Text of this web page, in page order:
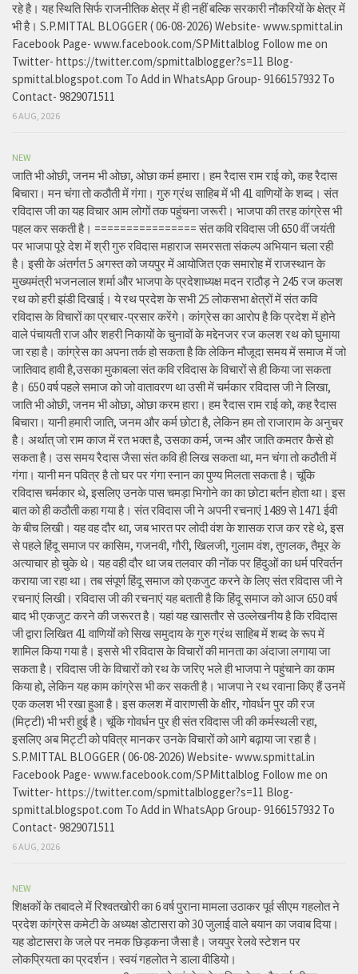
रहे है। यह स्थिति सिर्फ राजनीतिक क्षेत्र में ही नहीं बल्कि सरकारी नौकरियों के क्षेत्र में
भी है। S.P.MITTAL BLOGGER ( 06-08-2026) Website- www.spmittal.in
Facebook Page- www.facebook.com/SPMittalblog Follow me on
Twitter- https://twitter.com/spmittalblogger?s=11 Blog-
spmittal.blogspot.com To Add in WhatsApp Group- 9166157932 To
Contact- 9829071511
6 AUG, 2026
NEW
जाति भी ओछी, जनम भी ओछा, ओछा कर्म हमारा। हम रैदास राम राई को, कह रैदास
बिचारा। मन चंगा तो कठौती में गंगा। गुरु ग्रंथ साहिब में भी 41 वाणियों के शब्द। संत
रविदास जी का यह विचार आम लोगों तक पहुंचना जरूरी। भाजपा की तरह कांग्रेस भी
पहल कर सकती है। ================ संत कवि रविदास जी 650 वीं जयंती
पर भाजपा पूरे देश में श्री गुरु रविदास महाराज समरसता संकल्प अभियान चला रही
है। इसी के अंतर्गत 5 अगस्त को जयपुर में आयोजित एक समारोह में राजस्थान के
मुख्यमंत्री भजनलाल शर्मा और भाजपा के प्रदेशाध्यक्ष मदन राठौड़ ने 245 रज कलश
रथ को हरी झंडी दिखाई। ये रथ प्रदेश के सभी 25 लोकसभा क्षेत्रों में संत कवि
रविदास के विचारों का प्रचार-प्रसार करेंगे। कांग्रेस का आरोप है कि प्रदेश में होने
वाले पंचायती राज और शहरी निकायों के चुनावों के मद्देनजर रज कलश रथ को घुमाया
जा रहा है। कांग्रेस का अपना तर्क हो सकता है कि लेकिन मौजूदा समय में समाज में जो
जातिवाद हावी है,उसका मुकाबला संत कवि रविदास के विचारों से ही किया जा सकता
है। 650 वर्ष पहले समाज को जो वातावरण था उसी में चर्मकार रविदास जी ने लिखा,
जाति भी ओछी, जनम भी ओछा, ओछा करम हारा। हम रैदास राम राई को, कह रैदास
बिचारा। यानी हमारी जाति, जनम और कर्म छोटा है, लेकिन हम तो राजाराम के अनुचर
है। अर्थात् जो राम काज में रत भक्त है, उसका कर्म, जन्म और जाति कमतर कैसे हो
सकता है। उस समय रैदास जैसा संत कवि ही लिख सकता था, मन चंगा तो कठौती में
गंगा। यानी मन पवित्र है तो घर पर गंगा स्नान का पुण्य मिलता सकता है। चूंकि
रविदास चर्मकार थे, इसलिए उनके पास चमड़ा भिगोने का का छोटा बर्तन होता था। इस
बात को ही कठौती कहा गया है। संत रविदास जी ने अपनी रचनाएं 1489 से 1471 ईवी
के बीच लिखी। यह वह दौर था, जब भारत पर लोदी वंश के शासक राज कर रहे थे, इस
से पहले हिंदू समाज पर कासिम, गजनवी, गौरी, खिलजी, गुलाम वंश, तुगलक, तैमूर के
अत्याचार हो चुके थे। यह वही दौर था जब तलवार की नोंक पर हिंदुओं का धर्म परिवर्तन
कराया जा रहा था। तब संपूर्ण हिंदू समाज को एकजुट करने के लिए संत रविदास जी ने
रचनाएं लिखी। रविदास जी की रचनाएं यह बताती है कि हिंदू समाज को आज 650 वर्ष
बाद भी एकजुट करने की जरूरत है। यहां यह खासतौर से उल्लेखनीय है कि रविदास
जी द्वारा लिखित 41 वाणियोंं को सिख समुदाय के गुरु ग्रंथ साहिब में शब्द के रूप में
शामिल किया गया है। इससे भी रविदास के विचारों की मानता का अंदाजा लगाया जा
सकता है। रविदास जी के विचारों को रथ के जरिए भले ही भाजपा ने पहुंचाने का काम
किया हो, लेकिन यह काम कांग्रेस भी कर सकती है। भाजपा ने रथ रवाना किए हैं उनमें
एक कलश भी रखा हुआ है। इस कलश में वाराणसी के क्षीर, गोवर्धन पुर की रज
(मिट्टी) भी भरी हुई है। चूंकि गोवर्धन पुर ही संत रविदास जी की कर्मस्थली रहा,
इसलिए अब मिट्टी को पवित्र मानकर उनके विचारों को आगे बढ़ाया जा रहा है।
S.P.MITTAL BLOGGER ( 06-08-2026) Website- www.spmittal.in
Facebook Page- www.facebook.com/SPMittalblog Follow me on
Twitter- https://twitter.com/spmittalblogger?s=11 Blog-
spmittal.blogspot.com To Add in WhatsApp Group- 9166157932 To
Contact- 9829071511
6 AUG, 2026
NEW
शिक्षकों के तबादले में रिश्वतखोरी का 6 वर्ष पुराना मामला उठाकर पूर्व सीएम गहलोत ने
प्रदेश कांग्रेस कमेटी के अध्यक्ष डोटासरा को 30 जुलाई वाले बयान का जवाब दिया।
यह डोटासरा के जले पर नमक छिड़कना जैसा है। जयपुर रेलवे स्टेशन पर
लोकप्रियता का प्रदर्शन। स्वयं गहलोत ने डाला वीडियो।